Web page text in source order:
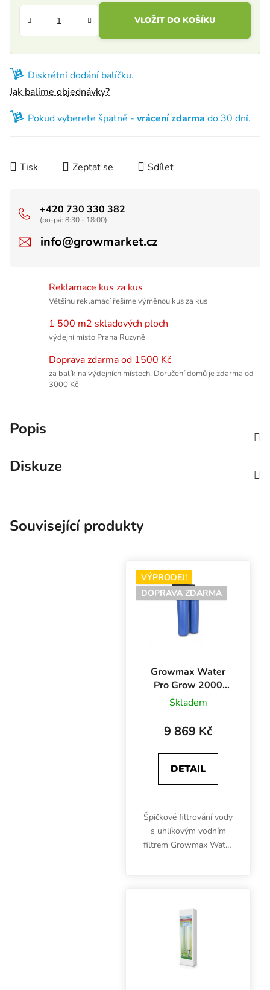
VLOŽIT DO KOŠÍKU
Diskrétní dodání balíčku.
Jak balíme objednávky?
Pokud vyberete špatně - vrácení zdarma do 30 dní.
Tisk Zeptat se Sdílet
+420 730 330 382
(po-pá: 8:30 - 18:00)
info@growmarket.cz
Reklamace kus za kus
Většinu reklamací řešíme výměnou kus za kus
1 500 m2 skladových ploch
výdejní místo Praha Ruzyně
Doprava zdarma od 1500 Kč
za balík na výdejních místech. Doručení domů je zdarma od
3000 Kč
Popis
Diskuze
Související produkty
VÝPRODEJ!
DOPRAVA ZDARMA
Growmax Water
Pro Grow 2000
l/h, vodní filtr
Skladem
9 869 Kč
DETAIL
Špičkové filtrování vody
s uhlíkovým vodním
filtrem Growmax Water
do velikosti 5 mikronů.